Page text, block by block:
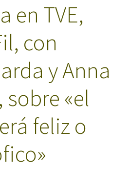
en TVE,
con
y Anna
sobre «el
feliz o